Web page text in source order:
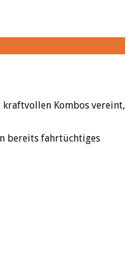
kraftvollen Kombos vereint,
bereits fahrtüchtiges